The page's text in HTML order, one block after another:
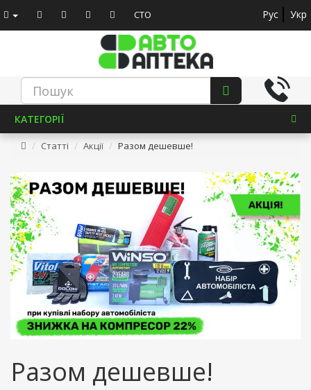
СТО Рус Укр
КАТЕГОРІЇ
Статті Акції Разом дешевше!
Разом дешевше!